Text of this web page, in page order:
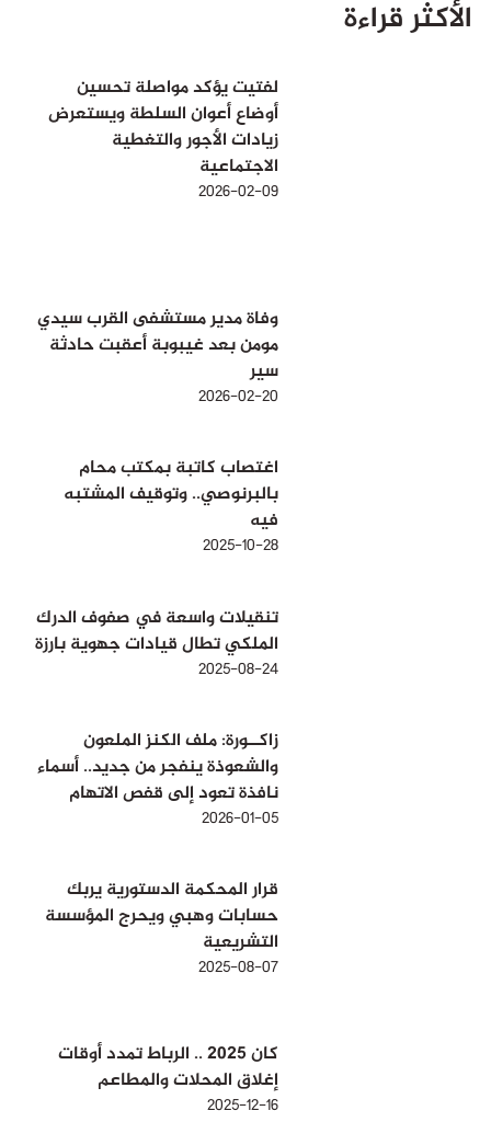
الأكثر قراءة
لفتيت يؤكد مواصلة تحسين
أوضاع أعوان السلطة ويستعرض
زيادات الأجور والتغطية
الاجتماعية
2026-02-09
وفاة مدير مستشفى القرب سيدي
مومن بعد غيبوبة أعقبت حادثة
سير
2026-02-20
اغتصاب كاتبة بمكتب محام
بالبرنوصي.. وتوقيف المشتبه
فيه
2025-10-28
تنقيلات واسعة في صفوف الدرك
الملكي تطال قيادات جهوية بارزة
2025-08-24
زاكــورة: ملف الكنز الملعون
والشعوذة ينفجر من جديد.. أسماء
نافذة تعود إلى قفص الاتهام
2026-01-05
قرار المحكمة الدستورية يربك
حسابات وهبي ويحرج المؤسسة
التشريعية
2025-08-07
كان 2025 .. الرباط تمدد أوقات
إغلاق المحلات والمطاعم
2025-12-16